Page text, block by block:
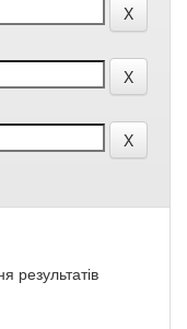
результатів